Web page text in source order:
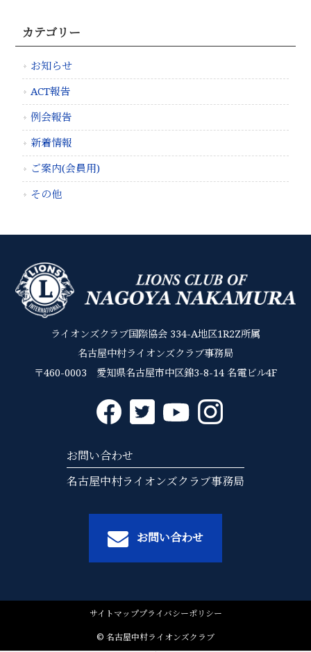
カテゴリー
お知らせ
ACT報告
例会報告
新着情報
ご案内(会員用)
その他
ライオンズクラブ国際協会 334-A地区1R2Z所属
名古屋中村ライオンズクラブ事務局
〒460-0003 愛知県名古屋市中区錦3-8-14 名電ビル4F
お問い合わせ
名古屋中村ライオンズクラブ事務局
お問い合わせ
サイトマッププライバシーポリシー
© 名古屋中村ライオンズクラブ